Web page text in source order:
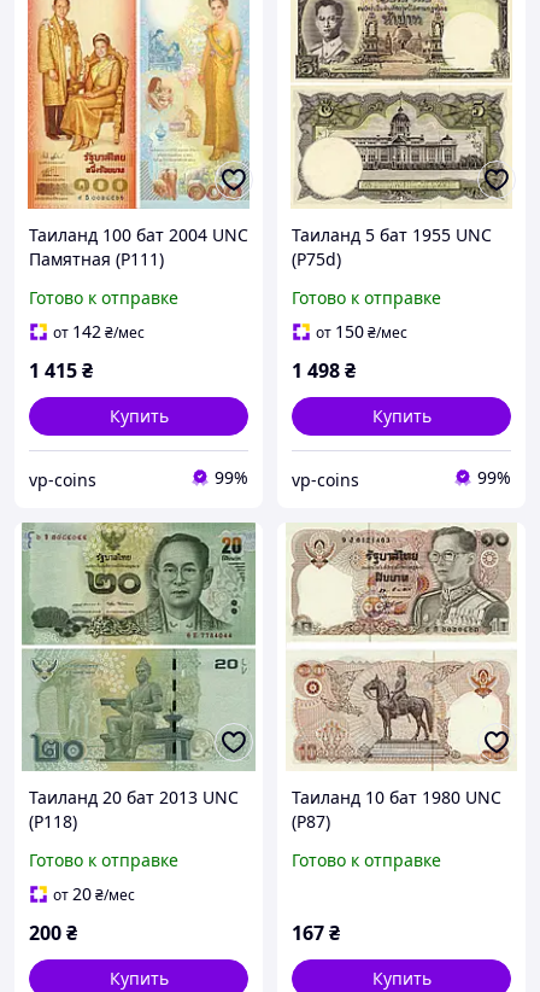
Таиланд 100 бат 2004 UNC
Памятная (P111)
Готово к отправке
от 142₴/мес
1 415₴
Купить
vp-coins 99%
Таиланд 5 бат 1955 UNC
(P75d)
Готово к отправке
от 150₴/мес
1 498₴
Купить
vp-coins 99%
Таиланд 20 бат 2013 UNC
(P118)
Готово к отправке
от20₴/мес
200₴
Купить
Таиланд 10 бат 1980 UNC
(P87)
Готово к отправке
167₴
Купить